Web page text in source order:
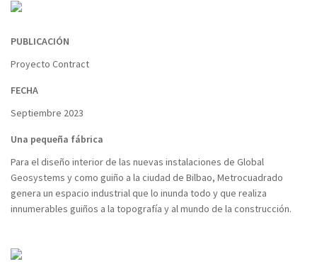
PUBLICACIÓN
Proyecto Contract
FECHA
Septiembre 2023
Una pequeña fábrica
Para el diseño interior de las nuevas instalaciones de Global
Geosystems y como guiño a la ciudad de Bilbao, Metrocuadrado
genera un espacio industrial que lo inunda todo y que realiza
innumerables guiños a la topografía y al mundo de la construcción.